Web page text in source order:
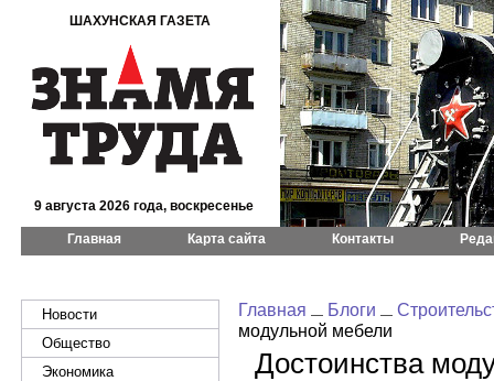
ШАХУНСКАЯ ГАЗЕТА
9 августа 2026 года, воскресенье
Главная Карта сайта Контакты
Новости
Общество
Экономика
Главная Блоги
модульной мебели
Достоинства